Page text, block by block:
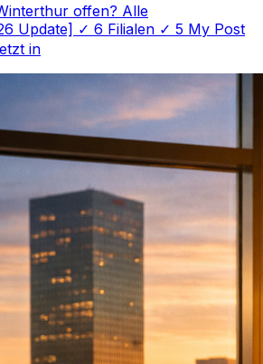
offen? Alle
Update] ✓ 6 Filialen ✓ 5 My Post
in